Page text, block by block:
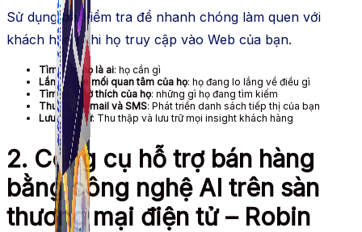
Sử dụng bài kiểm tra để nhanh chóng làm quen với
khách hàng khi họ truy cập vào Web của bạn.
Tìm hiểu họ là ai: họ cần gì
Lắng nghe mối quan tâm của họ: họ đang lo lắng về điều gì
Tìm hiểu sở thích của họ: những gì họ đang tìm kiếm
Thu thập email và SMS: Phát triển danh sách tiếp thị của bạn
Lưu mọi thứ: Thu thập và lưu trữ mọi insight khách hàng
2. Công cụ hỗ trợ bán hàng
bằng công nghệ AI trên sàn
thương mại điện tử – Robin